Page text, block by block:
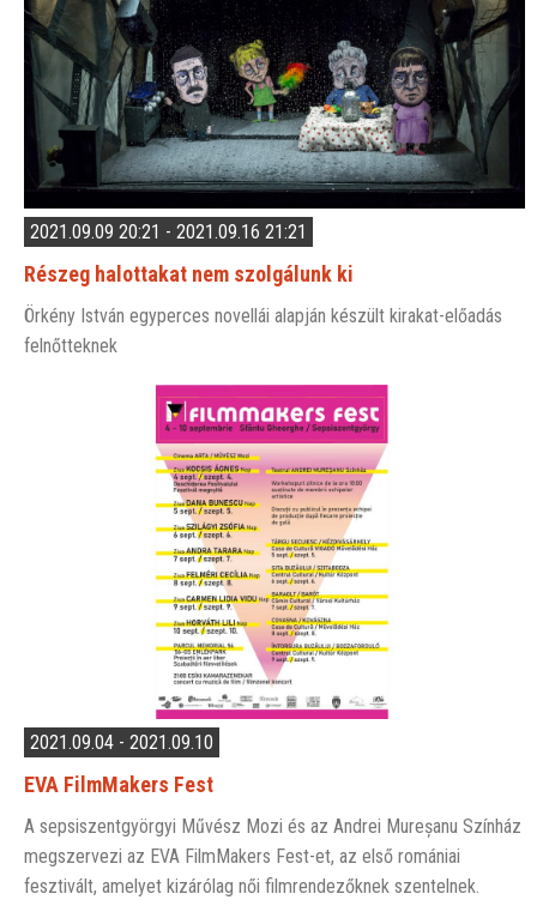
2021.09.09 20:21 - 2021.09.16 21:21
Részeg halottakat nem szolgálunk ki
Örkény István egyperces novellái alapján készült kirakat-előadás
felnőtteknek
2021.09.04 - 2021.09.10
EVA FilmMakers Fest
A sepsiszentgyörgyi Művész Mozi és az Andrei Mureșanu Színház
megszervezi az EVA FilmMakers Fest-et, az első romániai
fesztivált, amelyet kizárólag női filmrendezőknek szentelnek.